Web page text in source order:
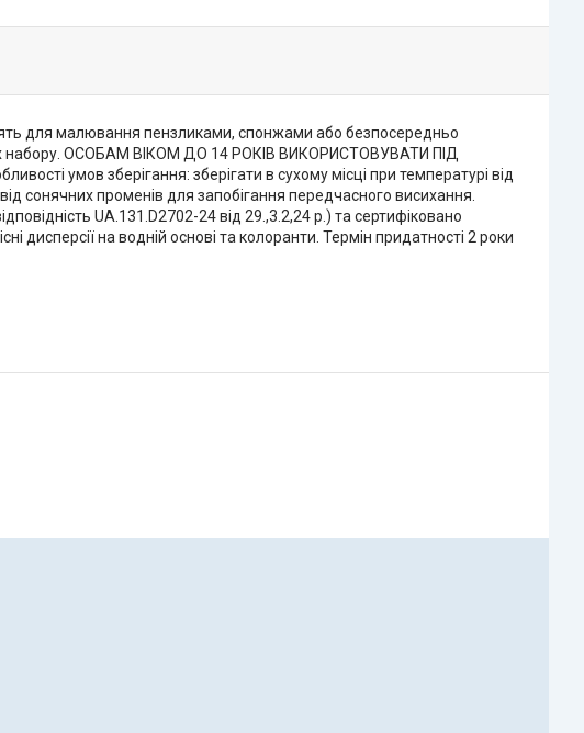
для малювання пензликами, спонжами або безпосередньо
набору. ОСОБАМ ВІКОМ ДО 14 РОКІВ ВИКОРИСТОВУВАТИ ПІД
умов зберігання: зберігати в сухому місці при температурі від
сонячних променів для запобігання передчасного висихання.
UA.131.D2702-24 від 29.,3.2,24 р.) та сертифіковано
дисперсії на водній основі та колоранти. Термін придатності 2 роки